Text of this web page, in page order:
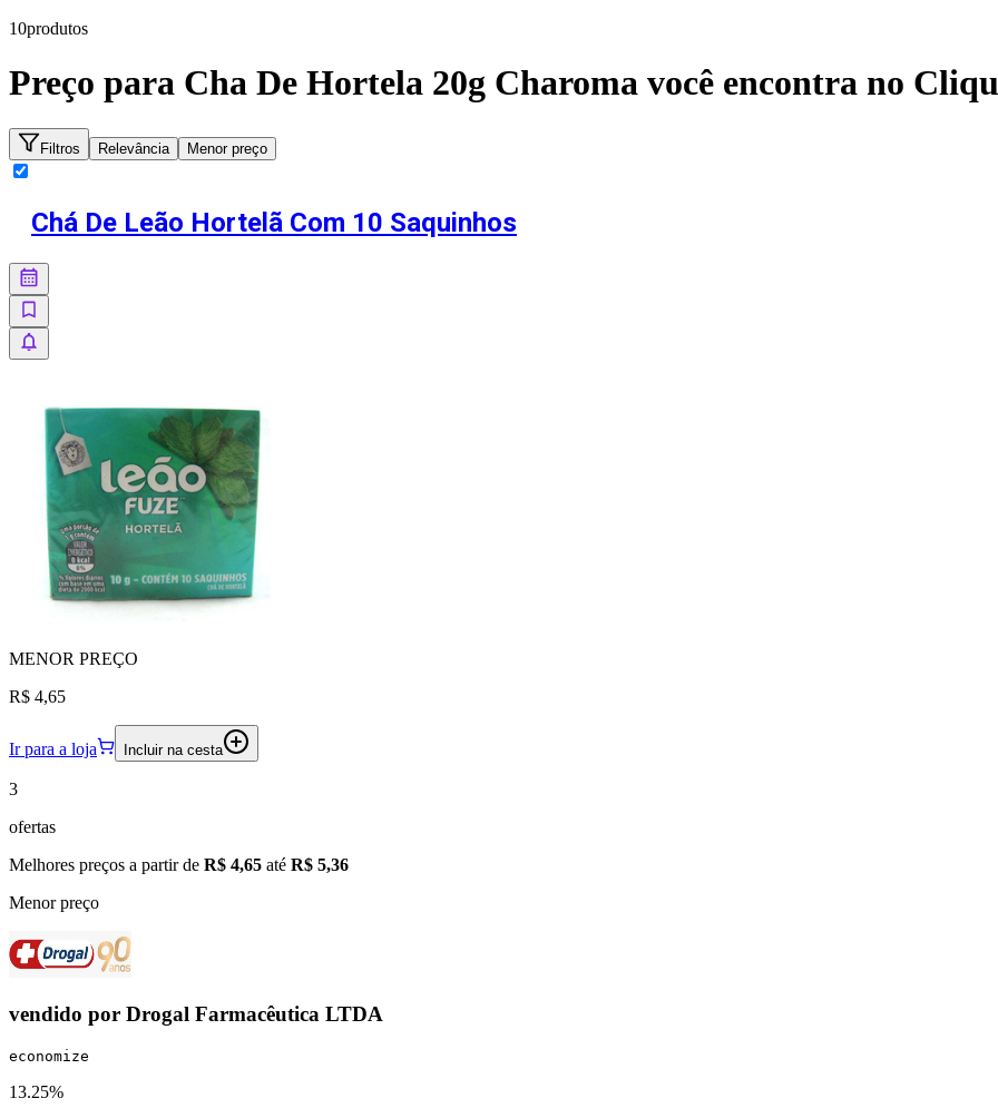
10produtos
Preço para Cha De Hortela 20g Charoma você encontra no
Filtros Relevância Menor preço
Chá De Leão Hortelã Com 10 Saquinhos
MENOR PREÇO
R$ 4,65
Ir para a loja Incluir na cesta
3
ofertas
Melhores preços a partir de R$ 4,65 até R$ 5,36
Menor preço
vendido por Drogal Farmacêutica LTDA
economize
13.25%